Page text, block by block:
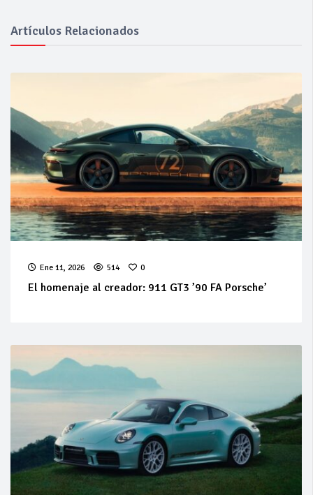
Artículos Relacionados
Ene 11, 2026 514 0
El homenaje al creador: 911 GT3 ’90 FA Porsche’